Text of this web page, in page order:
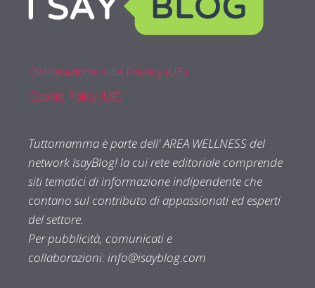
Dichiarazione sulla Privacy (UE)
Cookie Policy (UE)
Tuttomamma è parte dell' AREA WELLNESS del
network IsayBlog! la cui rete editoriale comprende
siti tematici di informazione indipendente che
contano sul contributo di appassionati ed esperti
del settore.
Per pubblicità, comunicati e
collaborazioni:info@isayblog.com